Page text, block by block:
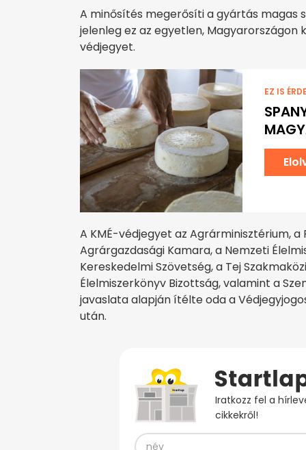
A minősítés megerősíti a gyártás magas
jelenleg ez az egyetlen,
védjegyet.
EZ IS
A KMÉ-védjegyet az Agrárminisztérium,
Agrárgazdasági Kamara, a Nemzeti
Kereskedelmi Szövetség, a Tej
Élelmiszerkönyv Bizottság, valamint a
javaslata alapján ítélte oda a
után.
Iratkozz fel a
cikkekről!